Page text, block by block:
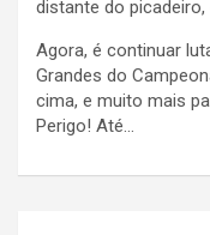
distante do
Agora, é continuar
Grandes do
cima, e muito mais
Perigo! Até…